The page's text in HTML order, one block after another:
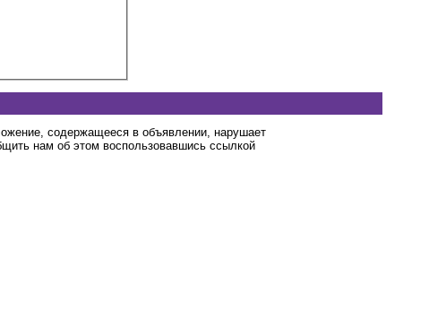
содержащееся в объявлении, нарушает
нам об этом воспользовавшись ссылкой